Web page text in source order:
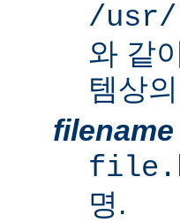
/usr/
와 같
템상
filename
명.